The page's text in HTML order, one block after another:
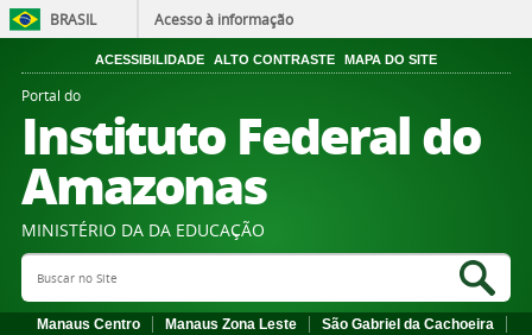
BRASIL Acesso à informação
ACESSIBILIDADE ALTO CONTRASTE MAPA DO SITE
Portal do
Instituto Federal do
Amazonas
MINISTÉRIO DA DA EDUCAÇÃO
Search Site
Manaus Centro Manaus Zona Leste
São Gabriel da Cachoeira